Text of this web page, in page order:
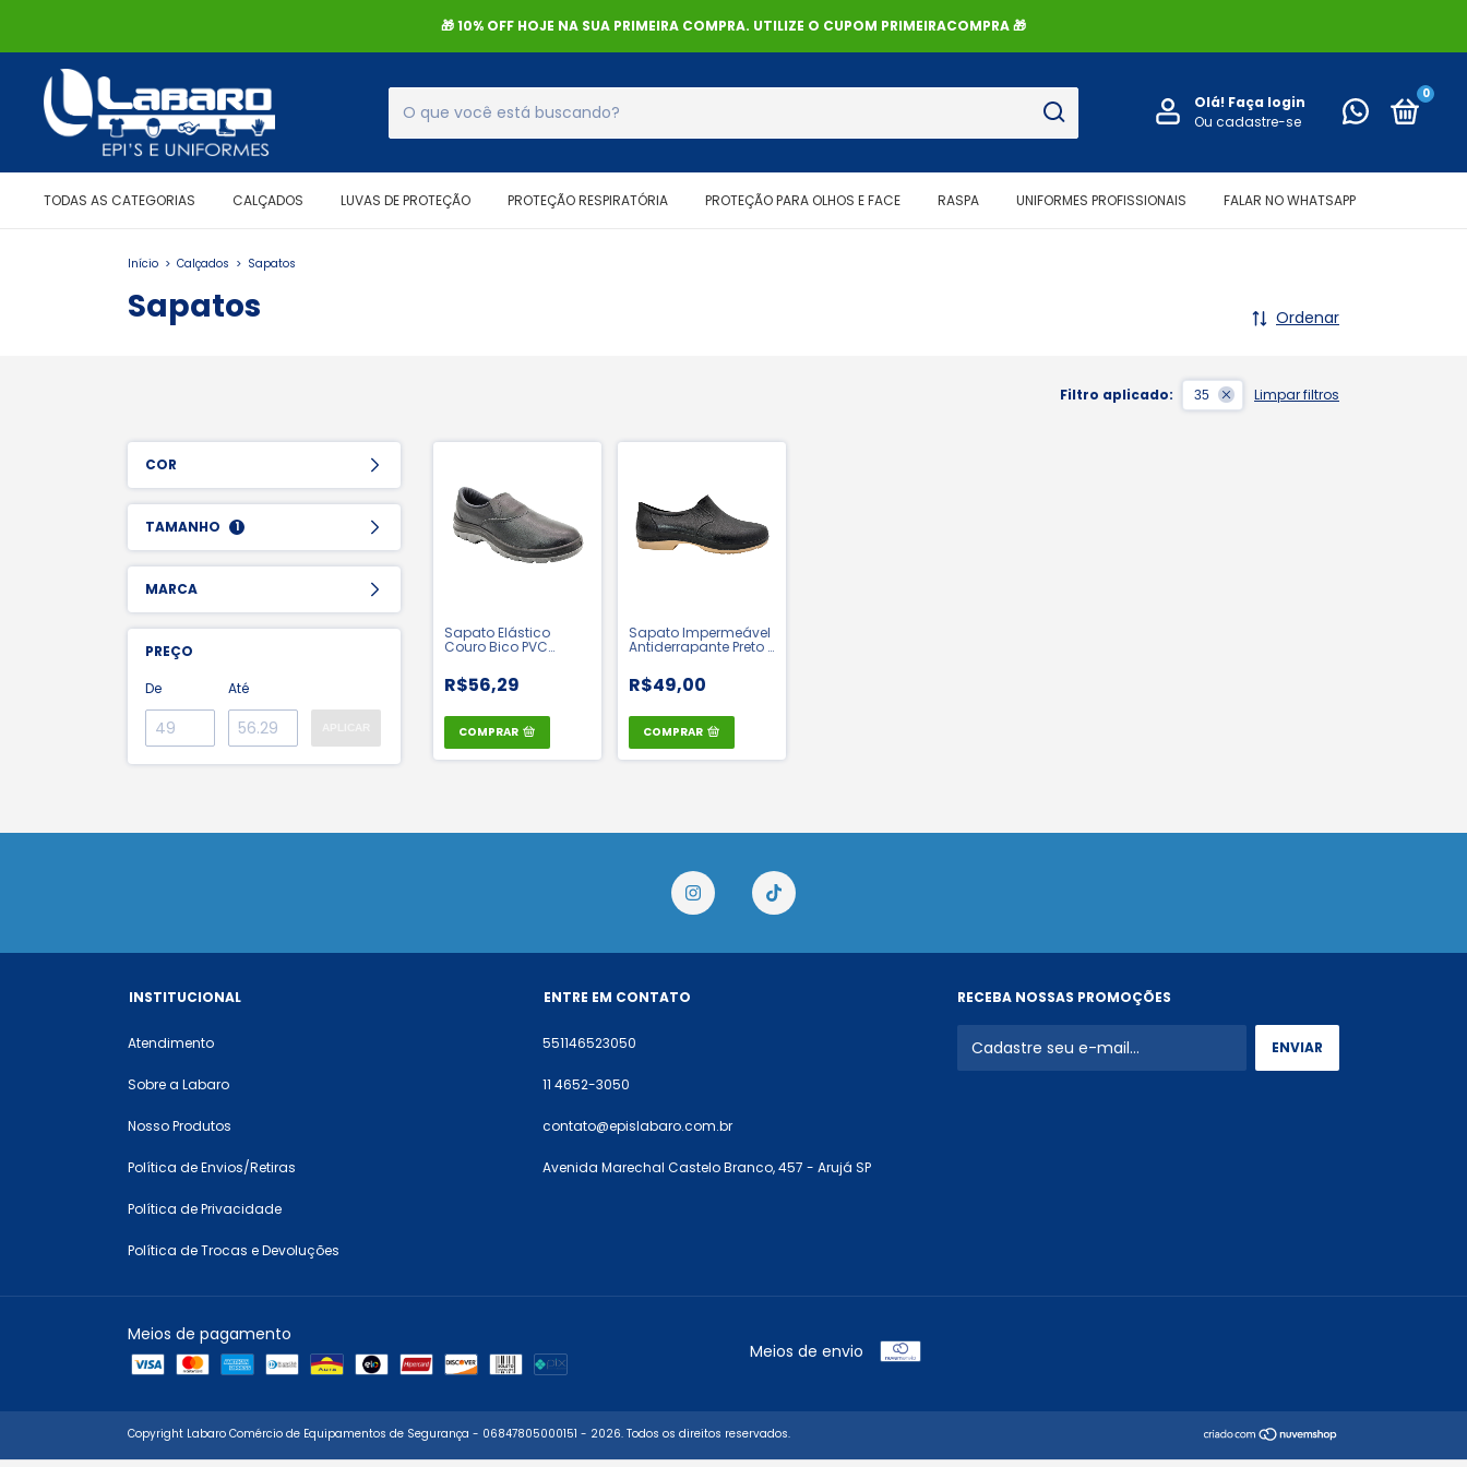
🎁 10% OFF HOJE NA SUA PRIMEIRA COMPRA. UTILIZE O CUPOM PRIMEIRACOMPRA 🎁
Olá! Faça login
Ou cadastre-se
0
TODAS AS CATEGORIAS CALÇADOS LUVAS DE PROTEÇÃO PROTEÇÃO RESPIRATÓRIA PROTEÇÃO PARA OLHOS E FACE RASPA UNIFORMES PROFISSIONAIS FALAR NO WHATSAPP
Início > Calçados > Sapatos
Sapatos Ordenar
Filtro aplicado: 35 Limpar filtros
COR
TAMANHO 1
MARCA
PREÇO
De
Até
Sapato Elástico
Couro Bico PVC
Flex - Cartom | CA:
16478
R$56,29
COMPRAR
Sapato Impermeável
Antiderrapante Preto -
R$49,00
COMPRAR
INSTITUCIONAL
Atendimento
Sobre a Labaro
Nosso Produtos
Política de Envios/Retiras
Política de Privacidade
Política de Trocas e Devoluções
ENTRE EM CONTATO
551146523050
11 4652-3050
contato@epislabaro.com.br
Avenida Marechal Castelo Branco, 457 - Arujá SP
RECEBA NOSSAS PROMOÇÕES
Meios de pagamento
Meios de envio
Copyright Labaro Comércio de Equipamentos de Segurança - 06847805000151 - 2026. Todos os direitos reservados.